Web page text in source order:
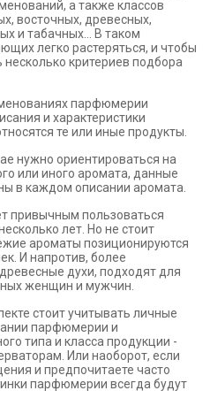
а также классов
восточных, древесных,
и табачных... В таком
легко растеряться, и чтобы
несколько критериев подбора
парфюмерии
и характеристики
те или иные продукты.
нужно ориентироваться на
или иного аромата, данные
в каждом описании аромата.
привычным пользоваться
лет. Но не стоит
ароматы позиционируются
И напротив, более
духи, подходят для
женщин и мужчин.
стоит учитывать личные
парфюмерии и
типа и класса продукции -
Или наоборот, если
и предпочитаете часто
парфюмерии всегда будут